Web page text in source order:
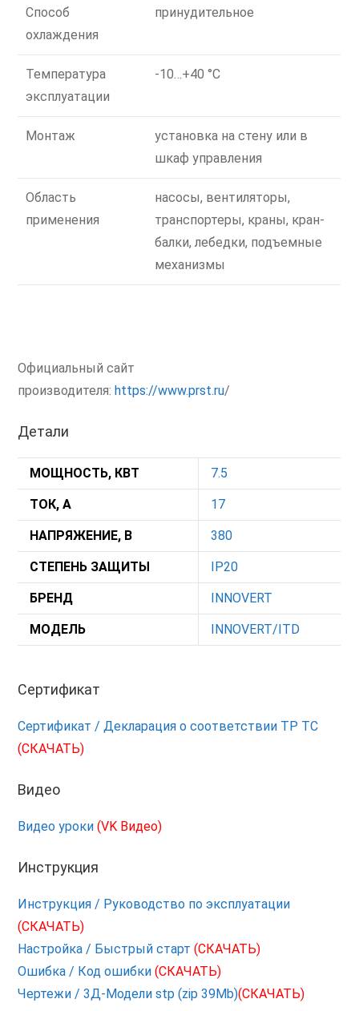
Способ
охлаждения
принудительное
Температура
эксплуатации
-10…+40 °C
Монтаж
установка на стену или в
шкаф управления
Область
применения
насосы, вентиляторы,
транспортеры, краны, кран-
балки, лебедки, подъемные
механизмы
Официальный сайт
производителя:https://www.prst.ru/
Детали
МОЩНОСТЬ, КВТ 7.5
ТОК, А 17
НАПРЯЖЕНИЕ, В 380
СТЕПЕНЬ ЗАЩИТЫ IP20
БРЕНД INNOVERT
МОДЕЛЬ INNOVERT/ITD
Сертификат
Сертификат / Декларация о соответствии ТР ТС
(СКАЧАТЬ)
Видео
Видео уроки(VK Видео)
Инструкция
Инструкция / Руководство по эксплуатации
(СКАЧАТЬ)
Настройка / Быстрый старт(СКАЧАТЬ)
Ошибка / Код ошибки(СКАЧАТЬ)
Чертежи / 3Д-Модели stp (zip 39Mb)(СКАЧАТЬ)